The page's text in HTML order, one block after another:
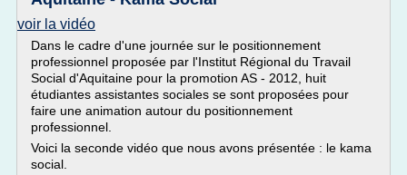
voir la vidéo
Dans le cadre d'une journée sur le positionnement
professionnel proposée par l'Institut Régional du Travail
Social d'Aquitaine pour la promotion AS - 2012, huit
étudiantes assistantes sociales se sont proposées pour
faire une animation autour du positionnement
professionnel.
Voici la seconde vidéo que nous avons présentée : le kama
social.